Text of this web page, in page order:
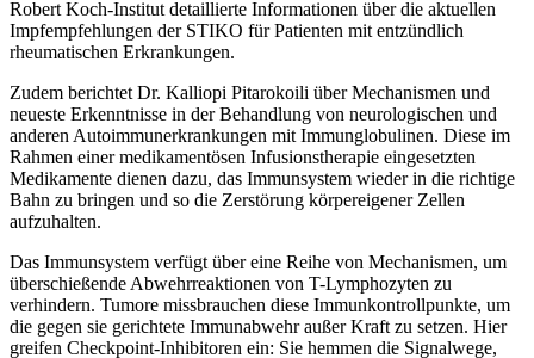
Robert Koch-Institut detaillierte Informationen über die aktuellen
Impfempfehlungen der STIKO für Patienten mit entzündlich
rheumatischen Erkrankungen.
Zudem berichtet Dr. Kalliopi Pitarokoili über Mechanismen und
neueste Erkenntnisse in der Behandlung von neurologischen und
anderen Autoimmunerkrankungen mit Immunglobulinen. Diese im
Rahmen einer medikamentösen Infusionstherapie eingesetzten
Medikamente dienen dazu, das Immunsystem wieder in die richtige
Bahn zu bringen und so die Zerstörung körpereigener Zellen
aufzuhalten.
Das Immunsystem verfügt über eine Reihe von Mechanismen, um
überschießende Abwehrreaktionen von T-Lymphozyten zu
verhindern. Tumore missbrauchen diese Immunkontrollpunkte, um
die gegen sie gerichtete Immunabwehr außer Kraft zu setzen. Hier
greifen Checkpoint-Inhibitoren ein: Sie hemmen die Signalwege,